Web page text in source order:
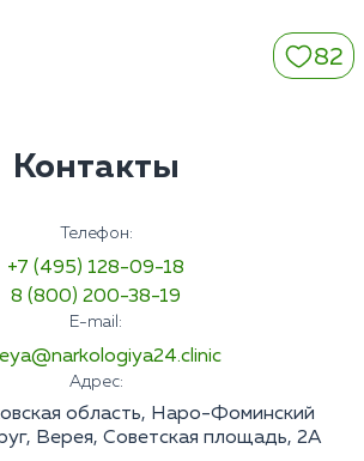
82
Контакты
Телефон:
+7 (495) 128-09-18
8 (800) 200-38-19
E-mail:
Адрес:
область, Наро-Фоминский
Верея, Советская площадь, 2А